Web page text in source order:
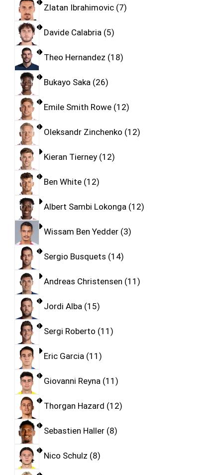
Zlatan Ibrahimovic 7
Davide Calabria 5
Theo Hernandez 18
Bukayo Saka 26
Emile Smith Rowe 12
Oleksandr Zinchenko 12
Kieran Tierney 12
Ben White 12
Albert Sambi Lokonga 12
Wissam Ben Yedder 3
Sergio Busquets 14
Andreas Christensen 11
Jordi Alba 15
Sergi Roberto 11
Eric Garcia 11
Giovanni Reyna 11
Thorgan Hazard 12
Sebastien Haller 8
Nico Schulz 8